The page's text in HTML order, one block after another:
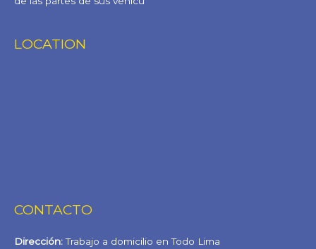
LOCATION
CONTACTO
Dirección:Trabajo a domicilio en Todo Lima